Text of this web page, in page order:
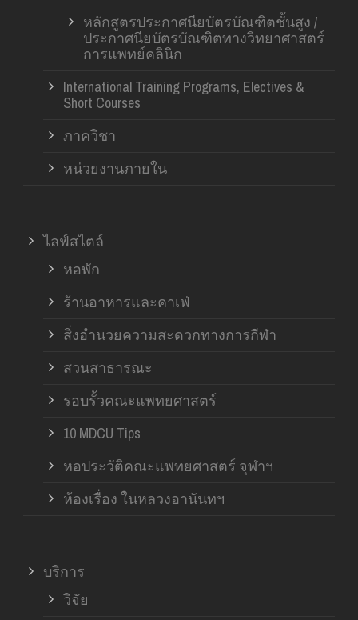
หลักสูตรประกาศนียบัตรบัณฑิตชั้นสูง /
ประกาศนียบัตรบัณฑิตทางวิทยาศาสตร์
การแพทย์คลินิก
International Training Programs, Electives &
Short Courses
ภาควิชา
หน่วยงานภายใน
ไลฟ์สไตล์
หอพัก
ร้านอาหารและคาเฟ่
สิ่งอำนวยความสะดวกทางการกีฬา
สวนสาธารณะ
รอบรั้วคณะแพทยศาสตร์
10 MDCU Tips
หอประวัติคณะแพทยศาสตร์ จุฬาฯ
ห้องเรื่อง ในหลวงอานันทฯ
บริการ
วิจัย